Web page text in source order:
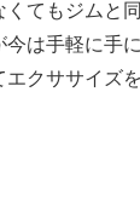
くてもジムと
今は手軽に手
クササイズ